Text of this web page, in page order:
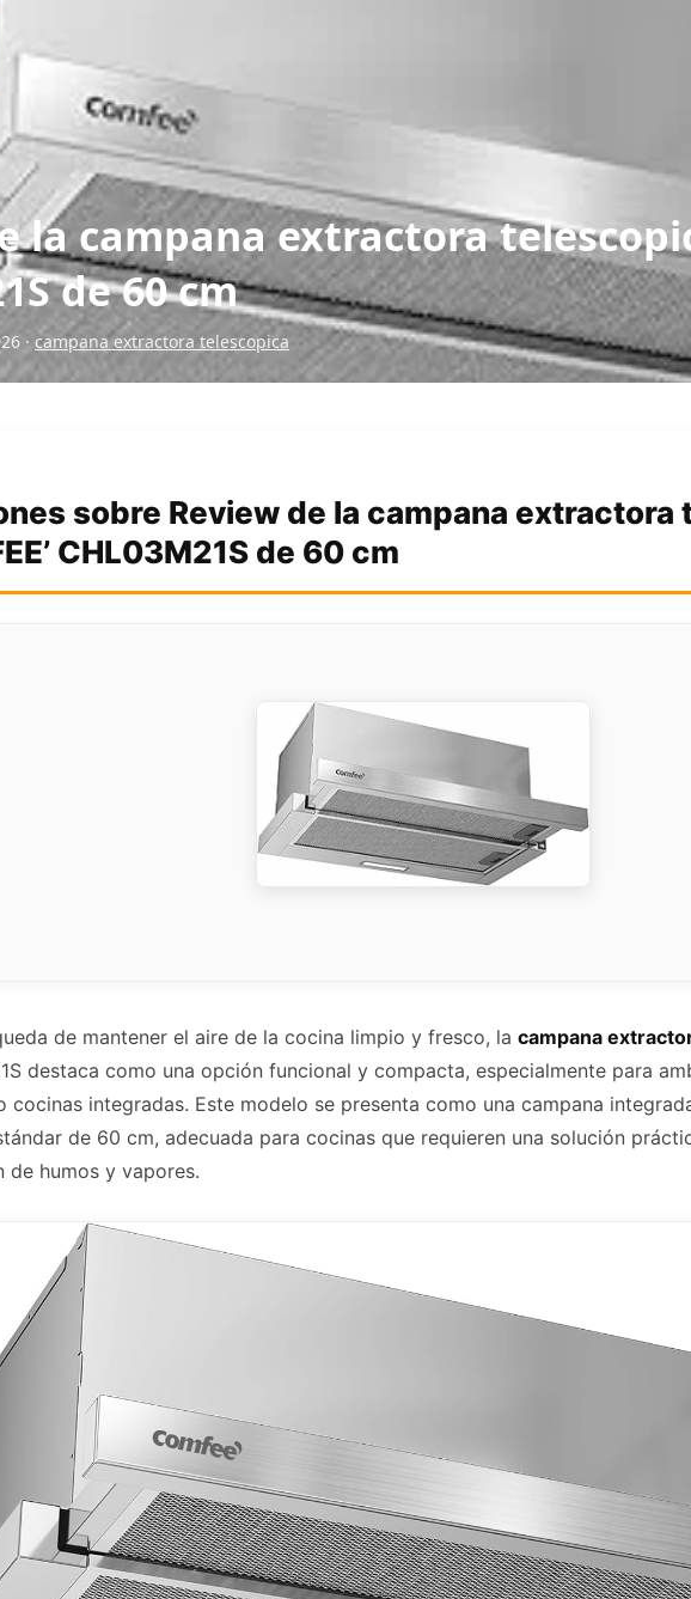
la campana extractora
de 60 cm
· campana extractora telescopica
sobre Review de la campana
CHL03M21S de 60 cm
de mantener el aire de la cocina limpio y fresco, la campana
destaca como una opción funcional y compacta, especialmente para
cocinas integradas. Este modelo se presenta como una campana
de 60 cm, adecuada para cocinas que requieren una solución
de humos y vapores.